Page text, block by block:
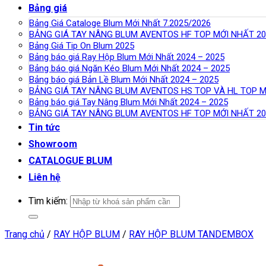
Bảng giá
Bảng Giá Cataloge Blum Mới Nhất 7.2025/2026
BẢNG GIÁ TAY NÂNG BLUM AVENTOS HF TOP MỚI NHẤT
Bảng Giá Tip On Blum 2025
Bảng báo giá Ray Hộp Blum Mới Nhất 2024 – 2025
Bảng báo giá Ngăn Kéo Blum Mới Nhất 2024 – 2025
Bảng báo giá Bản Lề Blum Mới Nhất 2024 – 2025
BẢNG GIÁ TAY NÂNG BLUM AVENTOS HS TOP VÀ HL TOP
Bảng báo giá Tay Nâng Blum Mới Nhất 2024 – 2025
BẢNG GIÁ TAY NÂNG BLUM AVENTOS HF TOP MỚI NHẤT
Tin tức
Showroom
CATALOGUE BLUM
Liên hệ
Tìm kiếm:
Trang chủ / RAY HỘP BLUM / RAY HỘP BLUM TANDEMBOX